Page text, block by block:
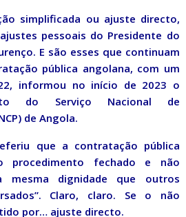
simplificada ou ajuste directo,
pessoais do Presidente do
E são esses que continuam
pública angolana, com um
informou no início de 2023 o
do Serviço Nacional de
de Angola.
que a contratação pública
procedimento fechado e não
mesma dignidade que outros
Claro, claro. Se o não
por… ajuste directo.